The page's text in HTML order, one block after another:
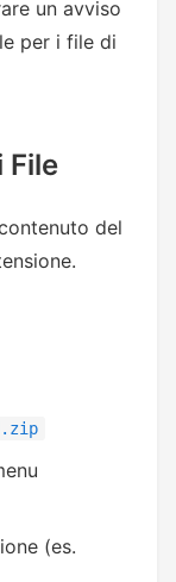
un avviso
per i file di
File
del
(es.